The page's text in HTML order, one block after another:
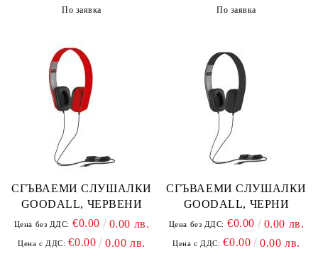
По заявка По заявка
СГЪВАЕМИ СЛУШАЛКИ
GOODALL, ЧЕРВЕНИ
Цена без ДДС: €0.00 0.00 лв.
Цена с ДДС: €0.00 0.00 лв.
СГЪВАЕМИ СЛУШАЛКИ
GOODALL, ЧЕРНИ
Цена без ДДС: €0.00 0.00 лв.
Цена с ДДС: €0.00 0.00 лв.